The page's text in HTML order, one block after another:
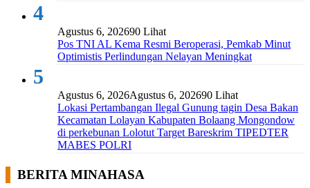
4
Agustus 6, 202690 Lihat
Pos TNI AL Kema Resmi Beroperasi, Pemkab Minut
Optimistis Perlindungan Nelayan Meningkat
5
Agustus 6, 2026Agustus 6, 202690 Lihat
Lokasi Pertambangan Ilegal Gunung tagin Desa Bakan
Kecamatan Lolayan Kabupaten Bolaang Mongondow
di perkebunan Lolotut Target Bareskrim TIPEDTER
MABES POLRI
BERITA MINAHASA